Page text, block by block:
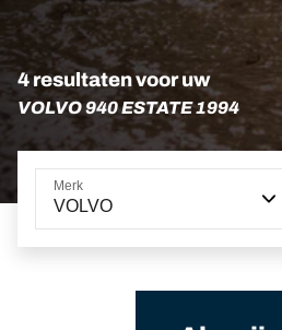
4 resultaten voor uw
VOLVO 940 ESTATE 1994
Merk
VOLVO